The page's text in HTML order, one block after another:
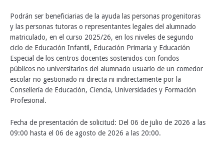
Podrán ser beneficiarias de la ayuda las personas progenitoras
y las personas tutoras o representantes legales del alumnado
matriculado, en el curso 2025/26, en los niveles de segundo
ciclo de Educación Infantil, Educación Primaria y Educación
Especial de los centros docentes sostenidos con fondos
públicos no universitarios del alumnado usuario de un comedor
escolar no gestionado ni directa ni indirectamente por la
Consellería de Educación, Ciencia, Universidades y Formación
Profesional.
Fecha de presentación de solicitud: Del 06 de julio de 2026 a las
09:00 hasta el 06 de agosto de 2026 a las 20:00.